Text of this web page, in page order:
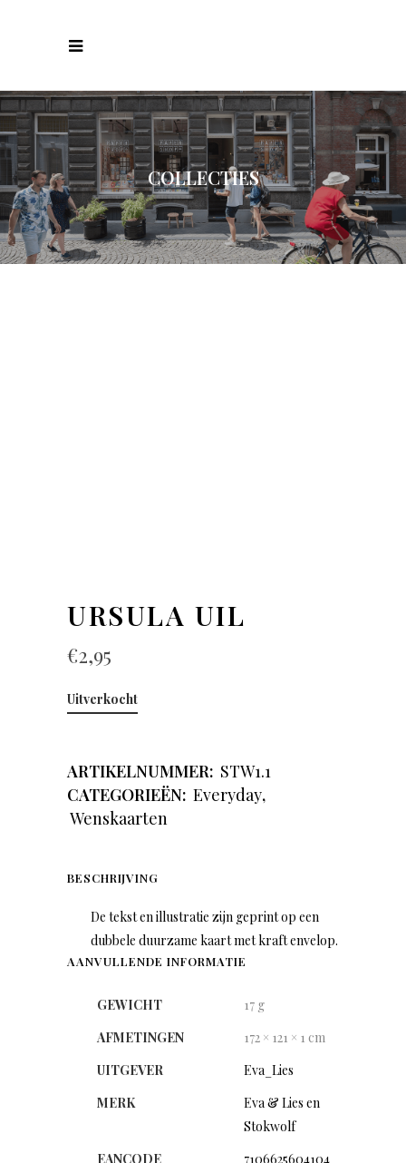
COLLECTIES
URSULA UIL
€2,95
Uitverkocht
ARTIKELNUMMER: STW1.1
CATEGORIEËN: Everyday,
Wenskaarten
BESCHRIJVING
De tekst en illustratie zijn geprint op een
dubbele duurzame kaart met kraft envelop.
AANVULLENDE INFORMATIE
GEWICHT
17 g
AFMETINGEN
172 × 121 × 1 cm
UITGEVER
Eva_Lies
MERK
Eva & Lies en
Stokwolf
EANCODE
7106625604104